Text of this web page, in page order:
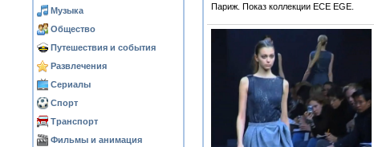
Музыка
Общество
Путешествия и события
Развлечения
Сериалы
Спорт
Транспорт
Фильмы и анимация
Париж. Показ коллекции ECE EGE.